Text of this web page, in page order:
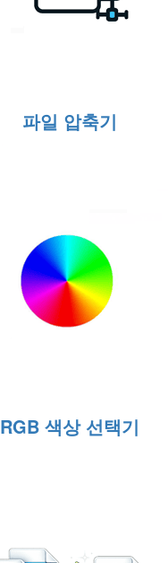
파일 압축기
RGB 색상 선택기